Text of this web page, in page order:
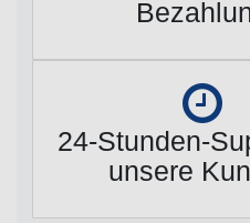
24-Stunden-
unsere